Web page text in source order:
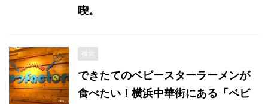
喫。
横浜
できたてのベビースターラーメンが
食べたい！横浜中華街にある「ベビ